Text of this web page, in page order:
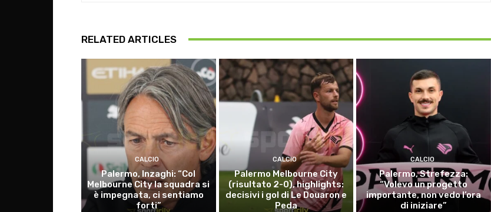
RELATED ARTICLES
CALCIO
Palermo, Inzaghi: “Col
Melbourne City la squadra si
è impegnata, ci sentiamo
forti”
CALCIO
Palermo Melbourne City
(risultato 2-0), highlights:
decisivi i gol di Le Douaron e
Peda
CALCIO
Palermo, Strefezza:
“Volevo un progetto
importante, non vedo l’ora
di iniziare”